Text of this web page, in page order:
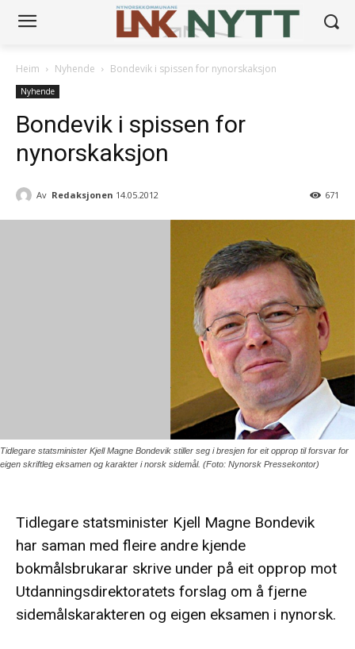
Heim Nyhende Bondevik i spissen for nynorskaksjon
Nyhende
Bondevik i spissen for
nynorskaksjon
Av Redaksjonen 14.05.2012 671
Tidlegare statsminister Kjell Magne Bondevik stiller seg i bresjen for eit opprop til forsvar for
eigen skriftleg eksamen og karakter i norsk sidemål. (Foto: Nynorsk Pressekontor)
Tidlegare statsminister Kjell Magne Bondevik
har saman med fleire andre kjende
bokmålsbrukarar skrive under på eit opprop mot
Utdanningsdirektoratets forslag om å fjerne
sidemålskarakteren og eigen eksamen i nynorsk.